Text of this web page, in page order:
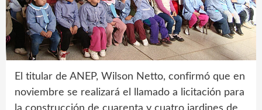
El titular de ANEP, Wilson Netto, confirmó que en
noviembre se realizará el llamado a licitación para